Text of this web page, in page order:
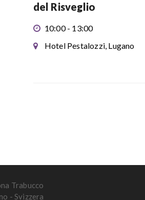
del Risveglio
10:00 - 13:00
Hotel Pestalozzi, Lugano
Trabucco
- Svizzera